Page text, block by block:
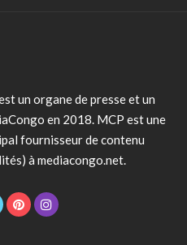
un organe de presse et un
en 2018. MCP est une
fournisseur de contenu
à mediacongo.net.